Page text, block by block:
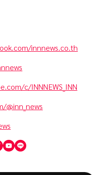
innnews.co.th
c/INNNEWS_INN
@inn_news